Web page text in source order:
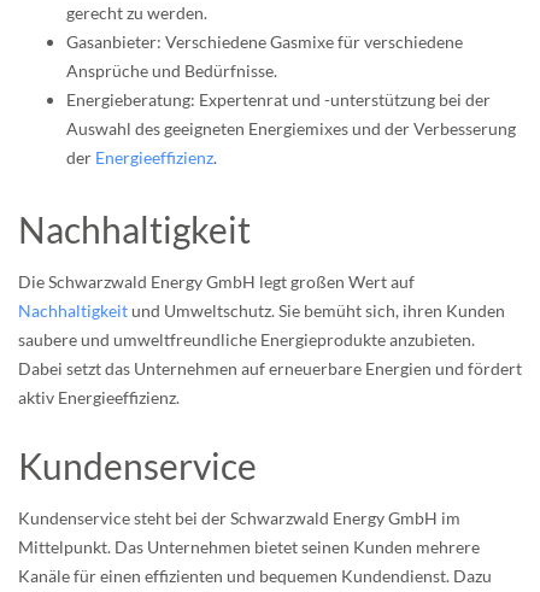
gerecht zu werden.
Gasanbieter: Verschiedene Gasmixe für verschiedene
Ansprüche und Bedürfnisse.
Energieberatung: Expertenrat und -unterstützung bei der
Auswahl des geeigneten Energiemixes und der Verbesserung
der Energieeffizienz.
Nachhaltigkeit
Die Schwarzwald Energy GmbH legt großen Wert auf
Nachhaltigkeitund Umweltschutz. Sie bemüht sich, ihren Kunden
saubere und umweltfreundliche Energieprodukte anzubieten.
Dabei setzt das Unternehmen auf erneuerbare Energien und fördert
aktiv Energieeffizienz.
Kundenservice
Kundenservice steht bei der Schwarzwald Energy GmbH im
Mittelpunkt. Das Unternehmen bietet seinen Kunden mehrere
Kanäle für einen effizienten und bequemen Kundendienst. Dazu